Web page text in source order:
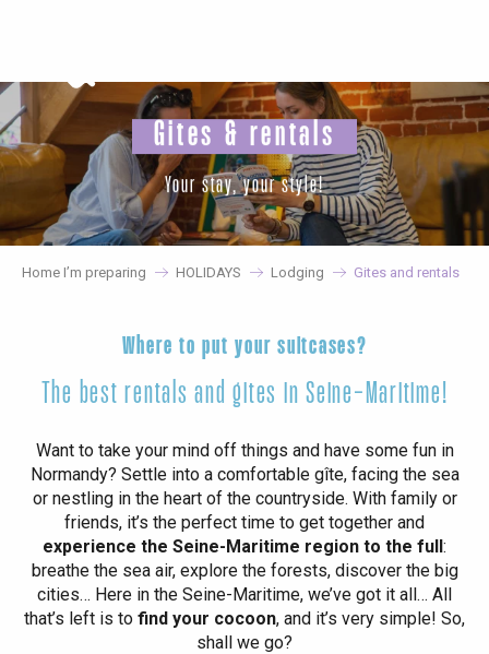
principal
Gites & rentals
Your stay, your style!
Home I’m preparing HOLIDAYS Lodging Gites and rentals
Where to put your suitcases?
The best rentals and gites in Seine-Maritime!
Want to take your mind off things and have some fun in
Normandy? Settle into a comfortable gîte, facing the sea
or nestling in the heart of the countryside. With family or
friends, it’s the perfect time to get together and
experience the Seine-Maritime region to the full:
breathe the sea air, explore the forests, discover the big
cities… Here in the Seine-Maritime, we’ve got it all… All
that’s left is to find your cocoon, and it’s very simple! So,
shall we go?